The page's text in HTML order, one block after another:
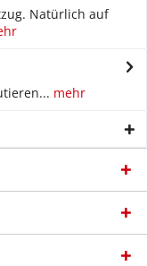
Natürlich auf
mehr